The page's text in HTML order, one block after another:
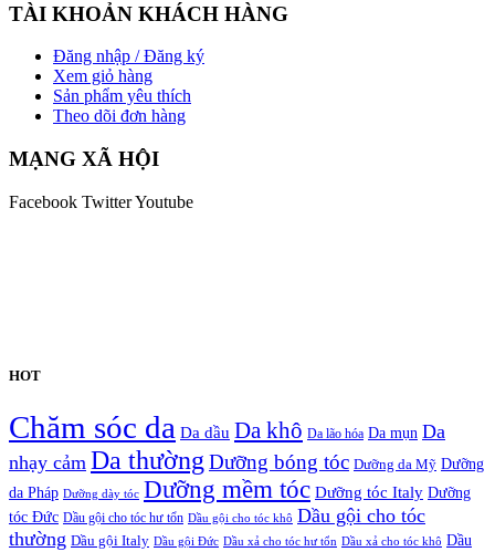
TÀI KHOẢN KHÁCH HÀNG
Đăng nhập / Đăng ký
Xem giỏ hàng
Sản phẩm yêu thích
Theo dõi đơn hàng
MẠNG XÃ HỘI
Facebook TwitterYoutube
HOT
Chăm sóc da Da dầu Da khô Da lão hóa Da mụn Da
nhạy cảm Da thường Dưỡng bóng tóc Dưỡng da Mỹ Dưỡng
da Pháp Dưỡng dày tóc Dưỡng mềm tóc Dưỡng tóc Italy Dưỡng
tóc Đức Dầu gội cho tóc hư tổn Dầu gội cho tóc khô Dầu gội cho tóc
thường Dầu gội Italy Dầu gội Đức Dầu xả cho tóc hư tổn Dầu xả cho tóc khô Dầu